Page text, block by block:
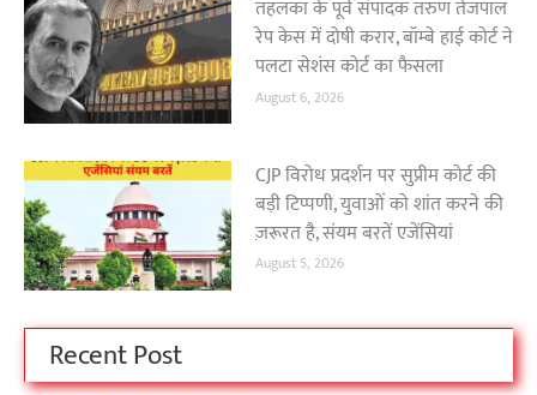
तहलका के पूर्व संपादक तरुण तेजपाल
रेप केस में दोषी करार, बॉम्बे हाई कोर्ट ने
पलटा सेशंस कोर्ट का फैसला
August 6, 2026
CJP विरोध प्रदर्शन पर सुप्रीम कोर्ट की
बड़ी टिप्पणी, युवाओं को शांत करने की
ज़रूरत है, संयम बरतें एजेंसियां
August 5, 2026
Recent Post